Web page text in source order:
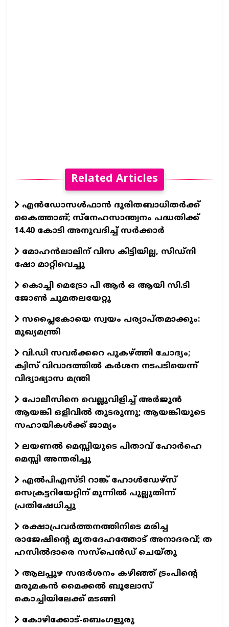
Related Articles
എൻഡോസൾഫാൻ ദുരിതബാധിതർക്ക്
കൈത്താങ്; സ്‌നേഹസാന്ത്വനം പദ്ധതിക്ക്
14.40 കോടി അനുവദിച്ച് സർക്കാർ
മോഹൻലാലിന് വിസ കിട്ടിയില്ല, സിഡ്നി
ഷോ മാറ്റിവെച്ചു
കൊച്ചി മെട്രോ പി ആർ ഒ ആയി സി.ടി
ജോൺ ചുമതലയേറ്റു
സപ്ലൈകോയെ സ്വയം പര്യാപ്തമാക്കും:
മുഖ്യമന്ത്രി
വി.ഡി സവർക്കറെ പുകഴ്ത്തി ചോദ്യം;
ക്വിസ് വിവാദത്തിൽ കർശന നടപടിയെന്ന്
വിദ്യാഭ്യാസ മന്ത്രി
പോലീസിനെ വെല്ലുവിളിച്ച് അർജുൻ
ആയങ്കി ഒളിവിൽ തുടരുന്നു; ആയങ്കിയുടെ
സഹായികൾക്ക് ജാമ്യം
ലയണൽ മെസ്സിയുടെ പിതാവ് ഹോർഹെ
മെസ്സി അന്തരിച്ചു
എൽപിഎസ്ടി റാങ്ക് ഹോൾഡേഴ്സ്
സെക്രട്ടറിയേറ്റിന് മുന്നിൽ പുല്ലുതിന്ന്
പ്രതിഷേധിച്ചു
രക്ഷാപ്രവർത്തനത്തിനിടെ മരിച്ച
രാജേഷിന്റെ മൃതദേഹത്തോട് അനാദരവ്; ത​
ഹസിൽദാരെ സസ്പെൻഡ് ചെയ്തു
ആലപ്പുഴ സന്ദർശനം കഴിഞ്ഞ് ട്രംപിൻ്റെ
മരുമകൻ മൈക്കൽ ബൂലോസ്
കൊച്ചിയിലേക്ക് മടങ്ങി
കോഴിക്കോട്-ബെംഗളുരു